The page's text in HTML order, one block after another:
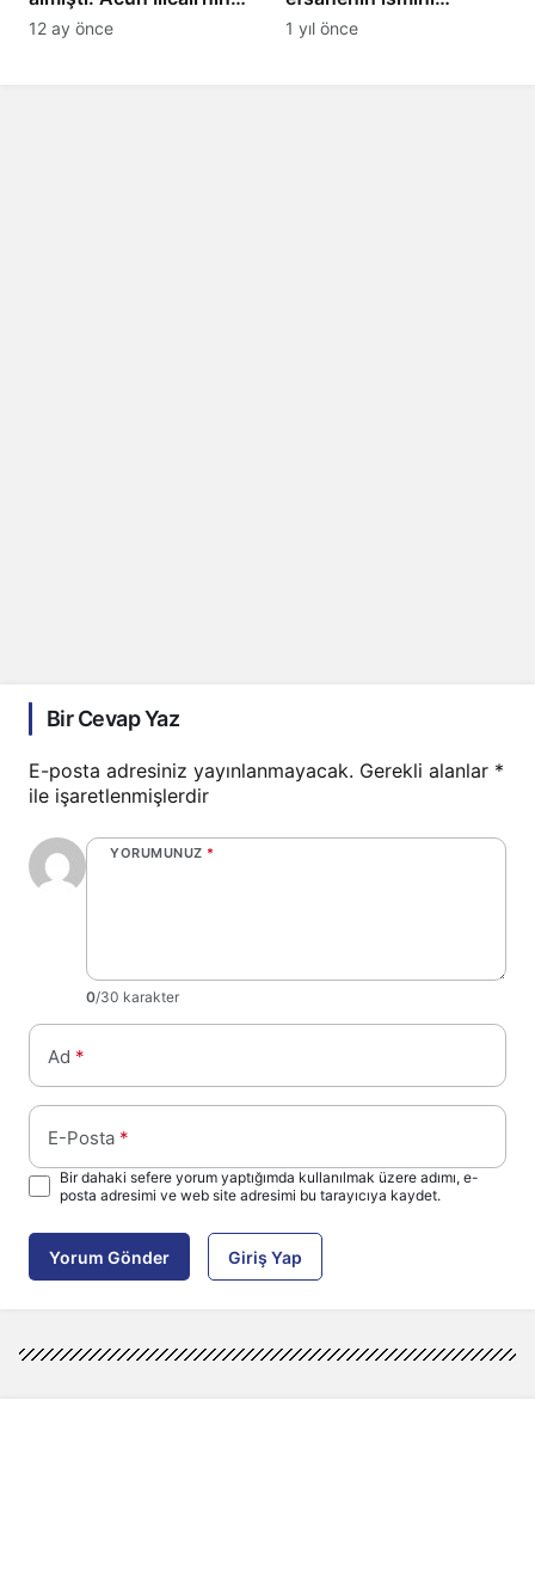
ekibi Hull City’ye kötü
12 ay önce
yasakladı
1 yıl önce
Bir Cevap Yaz
E-posta adresiniz yayınlanmayacak. Gerekli alanlar *
ile işaretlenmişlerdir
YORUMUNUZ *
0/30 karakter
Ad *
E-Posta *
Bir dahaki sefere yorum yaptığımda kullanılmak üzere adımı, e-
posta adresimi ve web site adresimi bu tarayıcıya kaydet.
Yorum Gönder Giriş Yap